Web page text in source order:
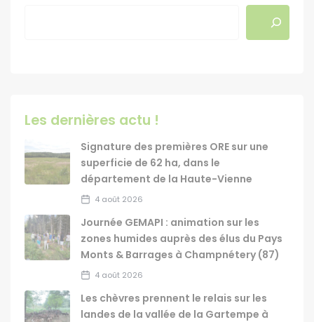
Les dernières actu !
Signature des premières ORE sur une
superficie de 62 ha, dans le
département de la Haute-Vienne
4 août 2026
Journée GEMAPI : animation sur les
zones humides auprès des élus du Pays
Monts & Barrages à Champnétery (87)
4 août 2026
Les chèvres prennent le relais sur les
landes de la vallée de la Gartempe à